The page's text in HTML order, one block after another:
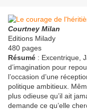
Courtney Milan
Editions Milady
480 pages
Résumé : Excentrique,
d’imagination pour
l’occasion d’une
politique ambitieux.
plus odieuse qu’il ait
demande ce qu’elle